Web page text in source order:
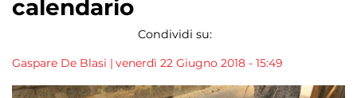
calendario
Condividi su:
Gaspare De Blasi | venerdì 22 Giugno 2018 - 15:49